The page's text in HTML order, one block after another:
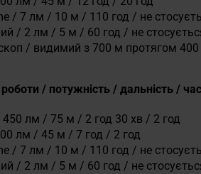
/ 7 лм / 10 м / 110 год / не
/ 2 лм / 5 м / 60 год / не
/ видимий з 700 м протягом 400
/ потужність / дальність /
450 лм / 75 м / 2 год 30 хв / 2 год
лм / 45 м / 7 год / 2 год
/ 7 лм / 10 м / 110 год / не
/ 2 лм / 5 м / 60 год / не